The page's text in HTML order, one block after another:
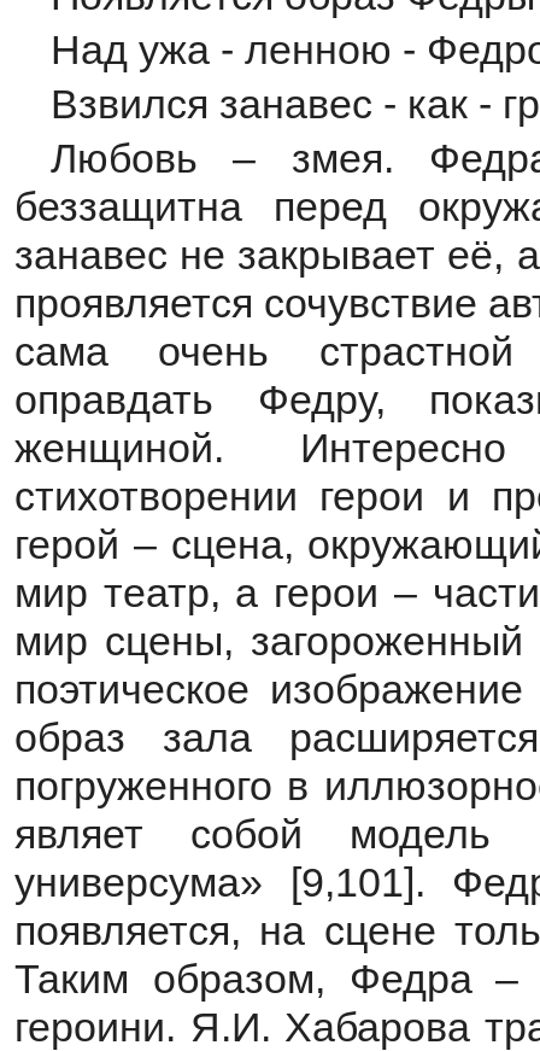
Над ужа - ленною -
Взвился занавес - как
Любовь – змея.
беззащитна перед
занавес не закрывает её,
проявляется сочувствие
сама очень страстной
оправдать Федру,
женщиной.
стихотворении герои и
герой – сцена,
мир театр, а герои –
мир сцены,
поэтическое
образ зала
погруженного в
являет собой модель
универсума» [9,101].
появляется, на сцене
Таким образом, Федра –
героини. Я.И. Хабарова